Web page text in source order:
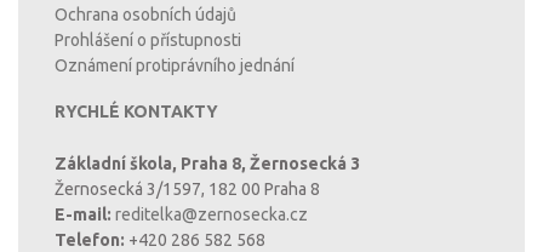
Ochrana osobních údajů
Prohlášení o přístupnosti
Oznámení protiprávního jednání
RYCHLÉ KONTAKTY
Základní škola, Praha 8, Žernosecká 3
Žernosecká 3/1597, 182 00 Praha 8
E-mail: reditelka@zernosecka.cz
Telefon: +420 286 582 568